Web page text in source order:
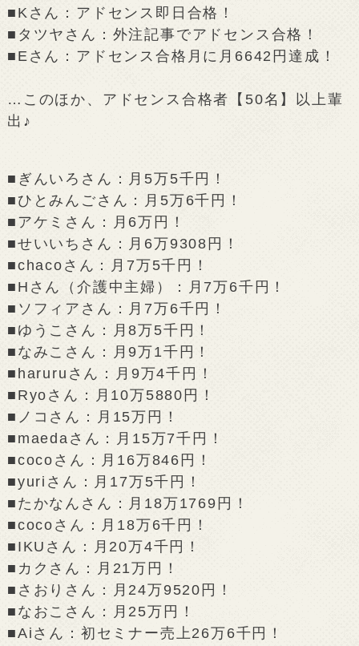
■Kさん：アドセンス即日合格！
■タツヤさん：外注記事でアドセンス合格！
■Eさん：アドセンス合格月に月6642円達成！
…このほか、アドセンス合格者【50名】以上輩
出♪
■ぎんいろさん：月5万5千円！
■ひとみんごさん：月5万6千円！
■アケミさん：月6万円！
■せいいちさん：月6万9308円！
■chacoさん：月7万5千円！
■Hさん（介護中主婦）：月7万6千円！
■ソフィアさん：月7万6千円！
■ゆうこさん：月8万5千円！
■なみこさん：月9万1千円！
■haruruさん：月9万4千円！
■Ryoさん：月10万5880円！
■ノコさん：月15万円！
■maedaさん：月15万7千円！
■cocoさん：月16万846円！
■yuriさん：月17万5千円！
■たかなんさん：月18万1769円！
■cocoさん：月18万6千円！
■IKUさん：月20万4千円！
■カクさん：月21万円！
■さおりさん：月24万9520円！
■なおこさん：月25万円！
■Aiさん：初セミナー売上26万6千円！